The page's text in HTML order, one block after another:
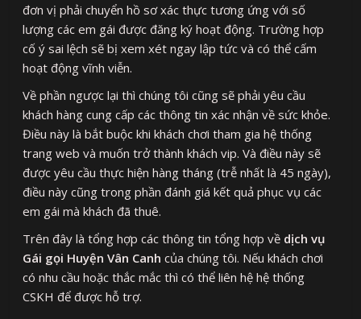
đơn vị phải chuyển hồ sơ xác thực tương ứng với số
lượng các em gái được đăng ký hoạt động. Trường hợp
cố ý sai lệch sẽ bị xem xét ngay lập tức và có thể cấm
hoạt động vĩnh viễn.
Về phần ngược lại thì chúng tôi cũng sẽ phải yêu cầu
khách hàng cung cấp các thông tin xác nhận về sức khỏe.
Điều này là bắt buộc khi khách chơi tham gia hệ thống
trang web và muốn trở thành khách vip. Và điều này sẽ
được yêu cầu thực hiện hàng tháng (trễ nhất là 45 ngày),
điều này cũng trong phần đánh giá kết quả phục vụ các
em gái mà khách đã thuê.
Trên đây là tổng hợp các thông tin tổng hợp về dịch vụ
Gái gọi Huyện Vân Canh của chúng tôi. Nếu khách chơi
có nhu cầu hoặc thắc mắc thì có thể liên hệ hệ thống
CSKH để được hỗ trợ.